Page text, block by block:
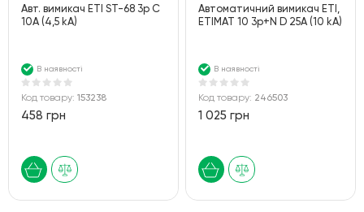
Авт. вимикач ETI ST-68 3p C
10А (4,5 kA)
В наявності
Код товару: 153238
458 грн
Автоматичний вимикач ETI,
ETIMAT 10 3p+N D 25А (10 kA)
В наявності
Код товару: 246503
1 025 грн